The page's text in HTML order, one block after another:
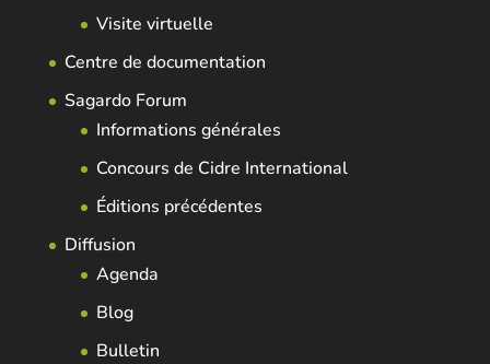
Visite virtuelle
Centre de documentation
Sagardo Forum
Informations générales
Concours de Cidre International
Éditions précédentes
Diffusion
Agenda
Blog
Bulletin